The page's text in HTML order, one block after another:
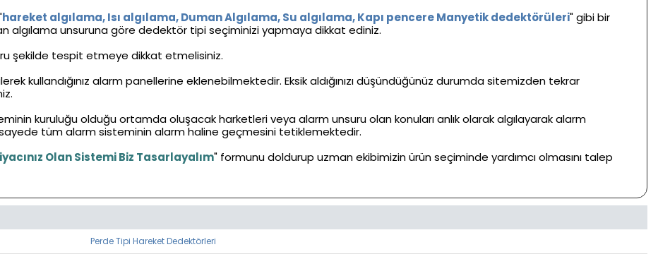
hareket algılama, Isı algılama, Duman Algılama, Su algılama, Kapı pencere Manyetik dedektörüleri" gibi bir
algılama unsuruna göre dedektör tipi seçiminizi yapmaya dikkat ediniz.
şekilde tespit etmeye dikkat etmelisiniz.
kullandığınız alarm panellerine eklenebilmektedir. Eksik aldığınızı düşündüğünüz durumda sitemizden tekrar
kuruluğu olduğu ortamda oluşacak harketleri veya alarm unsuru olan konuları anlık olarak algılayarak alarm
tüm alarm sisteminin alarm haline geçmesini tetiklemektedir.
Olan Sistemi Biz Tasarlayalım" formunu doldurup uzman ekibimizin ürün seçiminde yardımcı olmasını talep
Perde Tipi Hareket Dedektörleri